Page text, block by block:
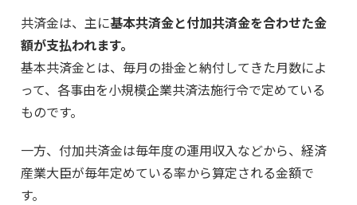
共済金は、主に基本共済金と付加共済金を合わせた金
額が支払われます。
基本共済金とは、毎月の掛金と納付してきた月数によ
って、各事由を小規模企業共済法施行令で定めている
ものです。
一方、付加共済金は毎年度の運用収入などから、経済
産業大臣が毎年定めている率から算定される金額で
す。